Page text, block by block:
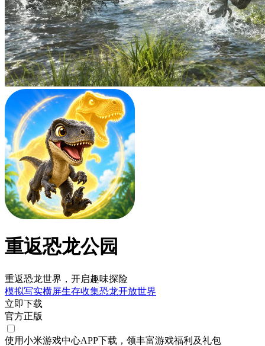
重返恐龙公园
重返恐龙世界，开启趣味探险
模拟写实横屏生存收集恐龙开放世界
立即下载
官方正版
使用小米游戏中心APP下载 ，领丰富游戏福利 及礼包